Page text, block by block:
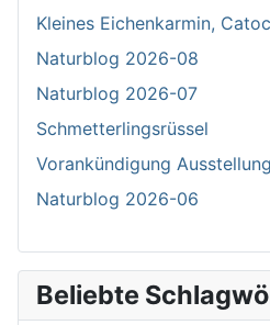
Kleines Eichenkarmin,
Naturblog 2026-08
Naturblog 2026-07
Schmetterlingsrüssel
Vorankündigung
Naturblog 2026-06
Beliebte